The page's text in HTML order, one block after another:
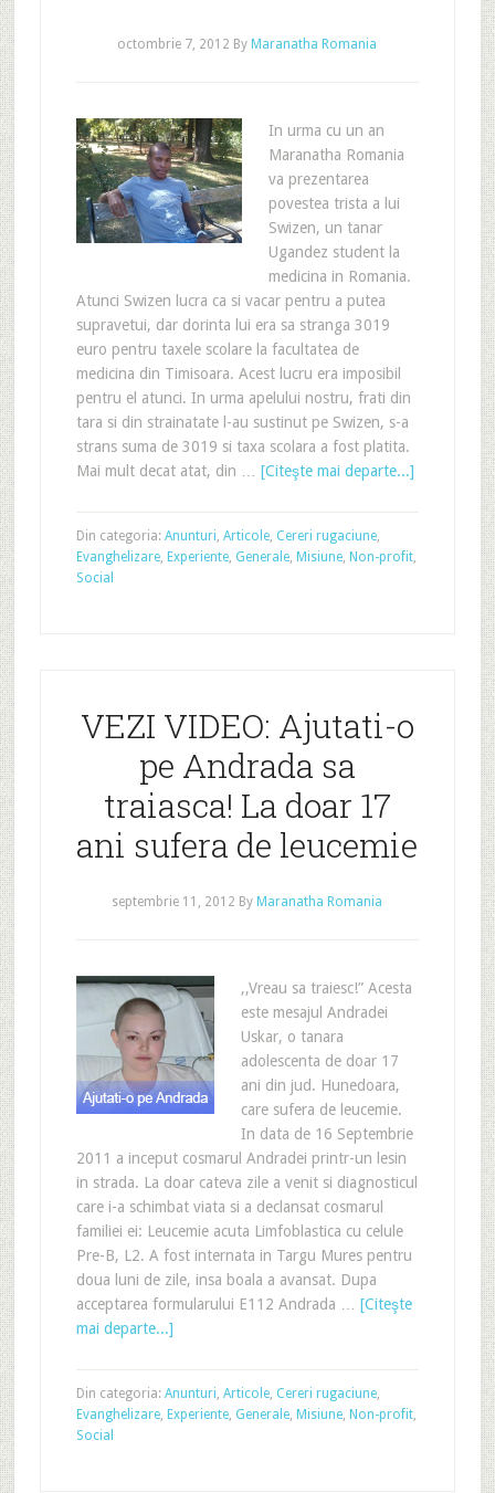
octombrie 7, 2012 By Maranatha Romania
In urma cu un an
Maranatha Romania
va prezentarea
povestea trista a lui
Swizen, un tanar
Ugandez student la
medicina in Romania.
Atunci Swizen lucra ca si vacar pentru a putea
supravetui, dar dorinta lui era sa stranga 3019
euro pentru taxele scolare la facultatea de
medicina din Timisoara. Acest lucru era imposibil
pentru el atunci. In urma apelului nostru, frati din
tara si din strainatate l-au sustinut pe Swizen, s-a
strans suma de 3019 si taxa scolara a fost platita.
Mai mult decat atat, din … [Citeşte mai departe...]
Din categoria: Anunturi, Articole, Cereri rugaciune,
Evanghelizare, Experiente, Generale, Misiune, Non-profit,
Social
VEZI VIDEO: Ajutati-o
pe Andrada sa
traiasca! La doar 17
ani sufera de leucemie
septembrie 11, 2012 By Maranatha Romania
,,Vreau sa traiesc!” Acesta
este mesajul Andradei
Uskar, o tanara
adolescenta de doar 17
ani din jud. Hunedoara,
care sufera de leucemie.
In data de 16 Septembrie
2011 a inceput cosmarul Andradei printr-un lesin
in strada. La doar cateva zile a venit si diagnosticul
care i-a schimbat viata si a declansat cosmarul
familiei ei: Leucemie acuta Limfoblastica cu celule
Pre-B, L2. A fost internata in Targu Mures pentru
doua luni de zile, insa boala a avansat. Dupa
acceptarea formularului E112 Andrada … [Citeşte
mai departe...]
Din categoria: Anunturi, Articole, Cereri rugaciune,
Evanghelizare, Experiente, Generale, Misiune, Non-profit,
Social